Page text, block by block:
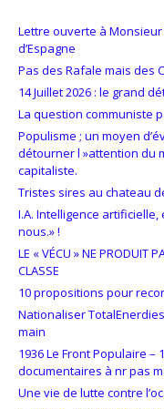
Lettre ouverte à
d’Espagne
Pas des Rafale mais des
14 Juillet 2026 : le grand
La question communiste
Populisme ; un moyen
détourner l »attention du
capitaliste.
Tristes sires au chateau
I.A. Intelligence artificielle,
nous.» !
LE « VÉCU » NE PRODUIT
CLASSE
10 propositions pour
Nationaliser
main
1936 Le Front Populaire –
documentaires à nr pas
Une vie de lutte contre